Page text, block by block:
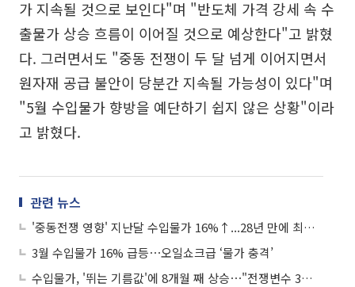
가 지속될 것으로 보인다"며 "반도체 가격 강세 속 수
출물가 상승 흐름이 이어질 것으로 예상한다"고 밝혔
다. 그러면서도 "중동 전쟁이 두 달 넘게 이어지면서
원자재 공급 불안이 당분간 지속될 가능성이 있다"며
"5월 수입물가 향방을 예단하기 쉽지 않은 상황"이라
고 밝혔다.
관련 뉴스
'중동전쟁 영향' 지난달 수입물가 16%↑...28년 만에 최고 상승률
3월 수입물가 16% 급등⋯오일쇼크급 ‘물가 충격’
수입물가, '뛰는 기름값'에 8개월 째 상승⋯"전쟁변수 3월 중 반영"